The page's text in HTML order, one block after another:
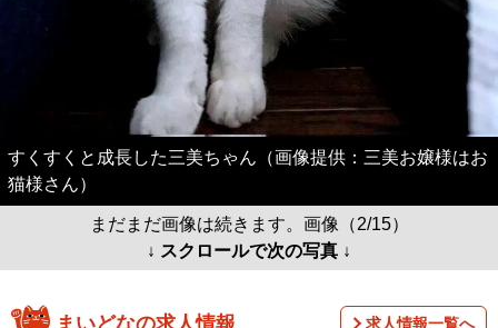
すくすくと成長した三美ちゃん（画像提供：三美お嬢様はお
猫様さん）
まだまだ画像は続きます。画像（2/15）
↓ スクロールで次の写真 ↓
まいどなの求人情報 求人情報一覧へ